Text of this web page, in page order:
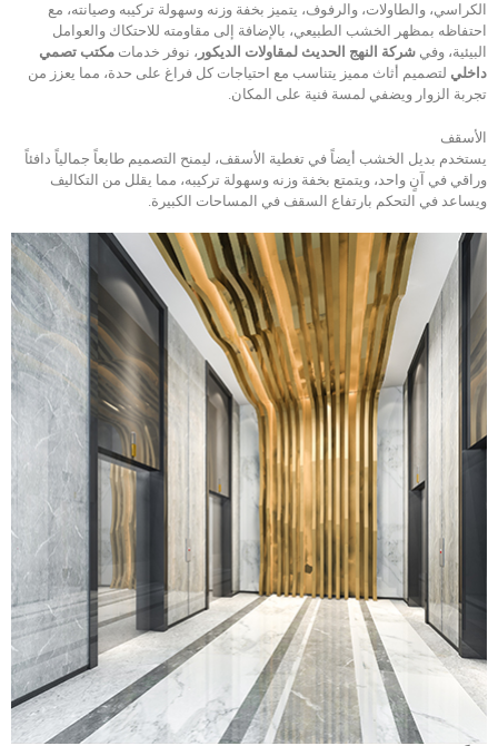
الكراسي، والطاولات، والرفوف، يتميز بخفة وزنه وسهولة تركيبه وصيانته، مع
احتفاظه بمظهر الخشب الطبيعي، بالإضافة إلى مقاومته للاحتكاك والعوامل
البيئية، وفي شركة النهج الحديث لمقاولات الديكور ، نوفر خدمات مكتب تصمي
داخلي لتصميم أثاث مميز يتناسب مع احتياجات كل فراغ على حدة، مما يعزز من
تجربة الزوار ويضفي لمسة فنية على المكان.
الأسقف
يستخدم بديل الخشب أيضاً في تغطية الأسقف، ليمنح التصميم طابعاً جمالياً دافئاً
وراقي في آنٍ واحد، ويتمتع بخفة وزنه وسهولة تركيبه، مما يقلل من التكاليف
ويساعد في التحكم بارتفاع السقف في المساحات الكبيرة.